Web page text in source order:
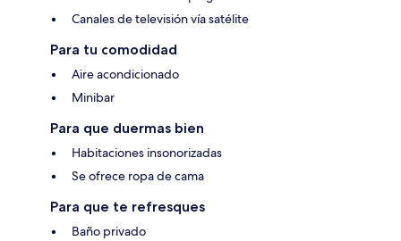
Canales de televisión vía satélite
Para tu comodidad
Aire acondicionado
Minibar
Para que duermas bien
Habitaciones insonorizadas
Se ofrece ropa de cama
Para que te refresques
Baño privado